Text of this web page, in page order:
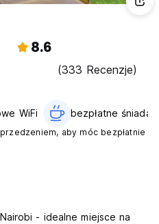
8.6
(333 Recenzje)
WiFi bezpłatne
aby móc bezpłatnie
- idealne miejsce na